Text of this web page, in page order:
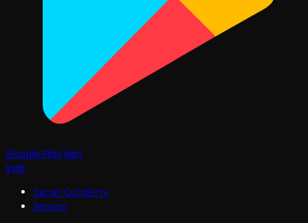
Google Play'den
İndir
Sanat Gündemi
İletişim